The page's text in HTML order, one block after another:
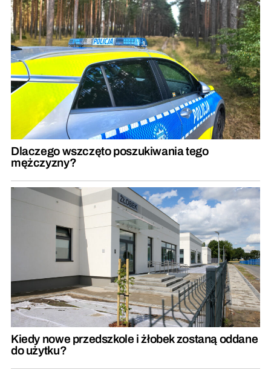
Dlaczego wszczęto poszukiwania tego
mężczyzny?
Kiedy nowe przedszkole i żłobek zostaną oddane
do użytku?